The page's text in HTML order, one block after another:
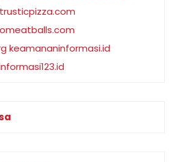
keamananinformasi.id